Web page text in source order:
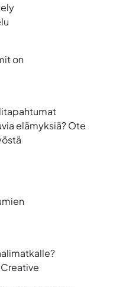
on
elämyksiä? Ote